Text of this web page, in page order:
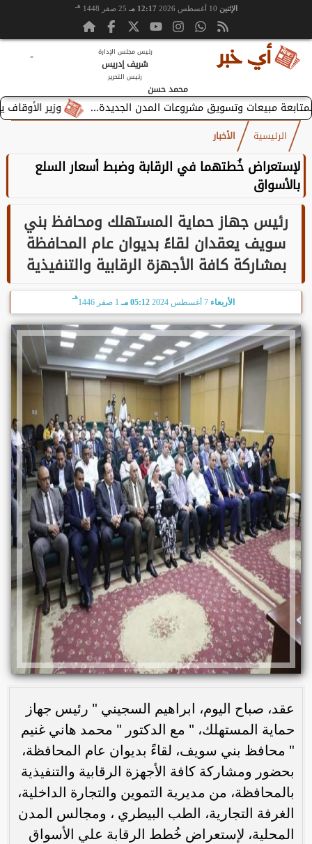
الإثنين 12:17 مـ 25 صفر 1448 هـ
رئيس مجلس الإدارة
شريف إدريس
رئيس التحرير
محمد حسن
-
وزير الأوقاف يستقبل
الرئيسية الأخبار
لإستعراض خُطتهما في الرقابة وضبط أسعار السلع
بالأسواق
رئيس جهاز حماية المستهلك ومحافظ بني
سويف يعقدان لقاءً بديوان عام المحافظة
بمشاركة كافة الأجهزة الرقابية والتنفيذية
الأربعاء 7 أغسطس 2024 05:12 مـ 1 صفر 1446
هـ
عقد، صباح اليوم، ابراهيم السجيني " رئيس جهاز
حماية المستهلك، " مع الدكتور " محمد هاني غنيم
" محافظ بني سويف، لقاءً بديوان عام المحافظة،
بحضور ومشاركة كافة الأجهزة الرقابية والتنفيذية
بالمحافظة، من مديرية التموين والتجارة الداخلية،
الغرفة التجارية، الطب البيطري ، ومجالس المدن
المحلية، لإستعراض خُطط الرقابة علي الأسواق